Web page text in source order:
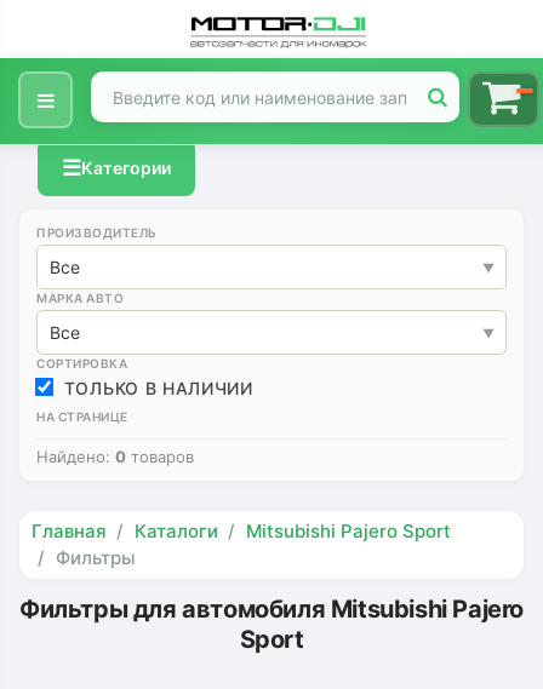
☰Категории
ПРОИЗВОДИТЕЛЬ
Все
МАРКА АВТО
Все
СОРТИРОВКА
ТОЛЬКО В НАЛИЧИИ
НА СТРАНИЦЕ
Найдено: 0 товаров
Главная Каталоги
Mitsubishi Pajero Sport
Фильтры
Фильтры для автомобиля Mitsubishi Pajero
Sport